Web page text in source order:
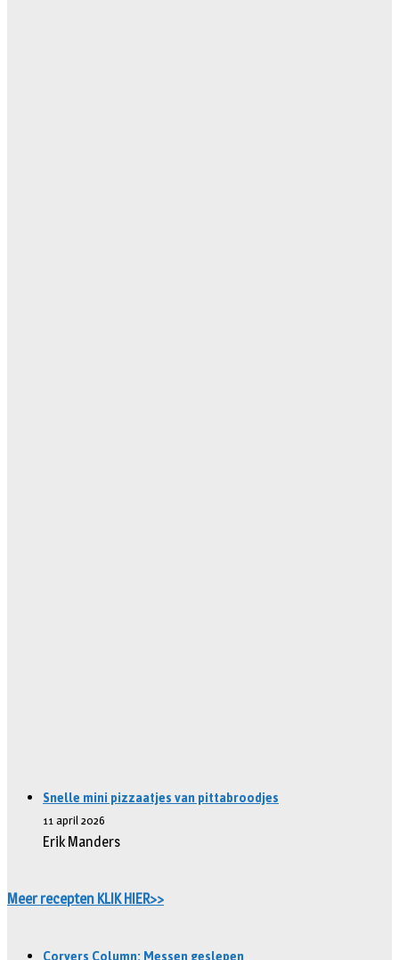
Snelle mini pizzaatjes van pittabroodjes
11 april 2026
Erik Manders
Meer recepten KLIK HIER>>